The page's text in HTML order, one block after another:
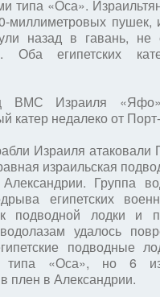
типа «Оса».
миллиметровых пушек,
назад в гавань, не
Оба египетских
ВМС Израиля «Яфо»
катер недалеко от
Израиля атаковали
израильская
Группа
египетских
подводной лодки и
удалось
подводные
типа «Оса», но 6
плен в Александрии.